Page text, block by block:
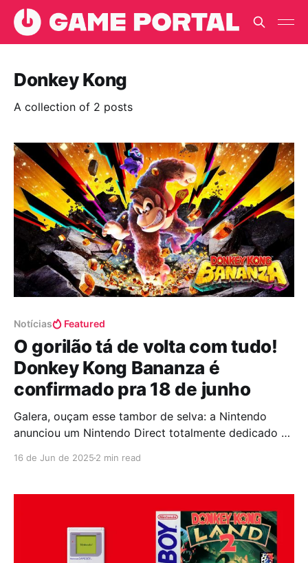
Donkey Kong
A collection of 2 posts
Notícias Featured
O gorilão tá de volta com tudo!
Donkey Kong Bananza é
confirmado pra 18 de junho
Galera, ouçam esse tambor de selva: a Nintendo
anunciou um Nintendo Direct totalmente dedicado a
16 de Jun de 2025 2 min read